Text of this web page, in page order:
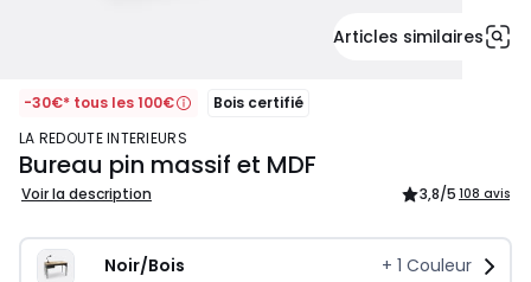
Articles similaires
-30€* tous les 100€
Bois certifié
LA REDOUTE INTERIEURS
Bureau pin massif et MDF
Voir la description 3,8/5 108 avis
Noir/Bois + 1 Couleur